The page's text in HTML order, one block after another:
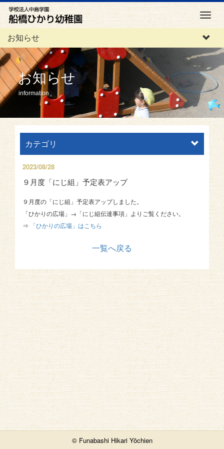
M
e
n
u
お知らせ
お知らせ
information
カテゴリ
2023/08/28
９月度「にじ組」予定表アップ
９月度の「にじ組」予定表アップしました。
「ひかりの広場」→「にじ組伝達事項」よりご覧ください。
⇒
「ひかりの広場」はこちら
一覧へ戻る
© Funabashi Hikari Yōchien